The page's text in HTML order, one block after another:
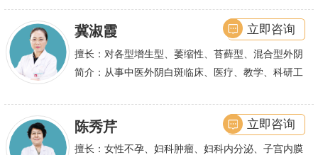
冀淑霞
擅长：对各型增生型、萎缩性、苔藓型、混合型外阴
白斑的诊治
简介：从事中医外阴白斑临床、医疗、教学、科研工
立即咨询
陈秀芹
擅长：女性不孕、妇科肿瘤、妇科内分泌、子宫内膜
立即咨询